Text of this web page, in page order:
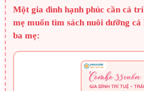
Một gia đình hạnh phúc cần cả
mẹ muốn tìm sách nuôi dưỡng
ba mẹ: